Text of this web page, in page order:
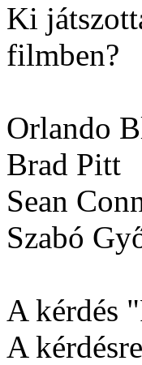
Ki
filmben?
Orlando
Brad Pitt
Sean
Szabó
A kérdés
A